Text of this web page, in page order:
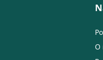
O